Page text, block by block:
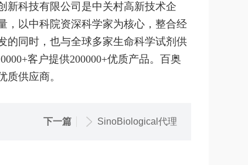
新科技有限公司是中关村高新技术企
，以中科院资深科学家为核心，整合经
的同时，也与全球多家生命科学试剂供
客户提供200000+优质产品。百奥
质供应商。
下一篇 SinoBiological代理